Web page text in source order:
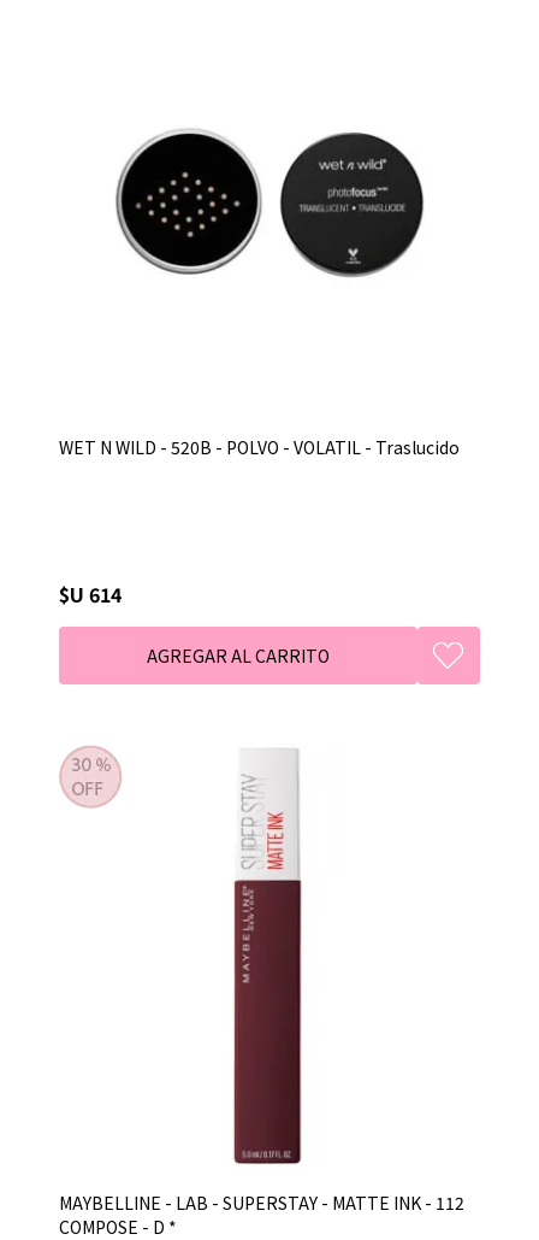
WET N WILD - 520B - POLVO - VOLATIL - Traslucido
$U 614
MAYBELLINE - LAB - SUPERSTAY - MATTE INK - 112
COMPOSE - D *